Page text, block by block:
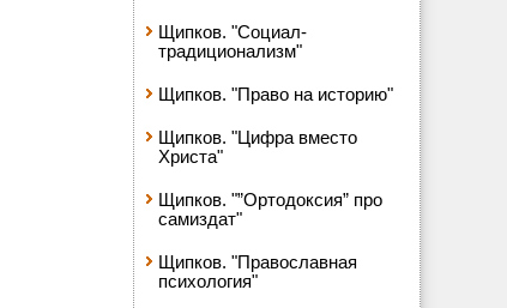
Щипков. "Социал-
традиционализм"
Щипков. "Право на историю"
Щипков. "Цифра вместо
Христа"
Щипков. "”Ортодоксия” про
самиздат"
Щипков. "Православная
психология"